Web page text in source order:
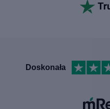
Doskonała